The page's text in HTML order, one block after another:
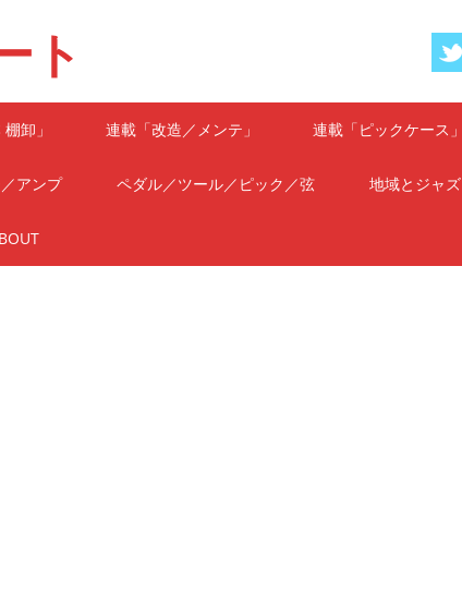
ト
卸」 連載「改造／メンテ」 連載「ピックケース」
アンプ ペダル／ツール／ピック／弦 地域とジャズ